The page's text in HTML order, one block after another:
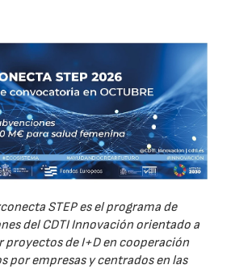
STEP es el programa de
del CDTI Innovación orientado a
proyectos de I+D en cooperación
por empresas y centrados en las